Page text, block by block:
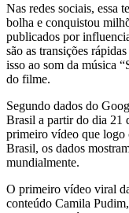
Nas redes sociais, essa
bolha e conquistou
publicados por
são as transições
isso ao som da música
do filme.
Segundo dados do
Brasil a partir do dia 21
primeiro vídeo que logo
Brasil, os dados
mundialmente.
O primeiro vídeo viral
conteúdo Camila